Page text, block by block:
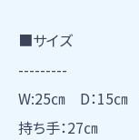
■サイズ
---------
W:25㎝ D：15㎝
持ち手：27㎝